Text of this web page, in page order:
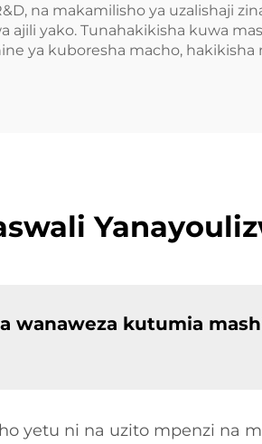
na makamilisho ya uzalishaji
ajili yako. Tunahakikisha kuwa
ya kuboresha macho,
wanaweza kutumia
yetu ni na uzito mpenzi na